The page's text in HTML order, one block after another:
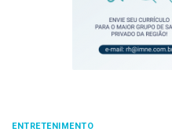
ENTRETENIMENTO